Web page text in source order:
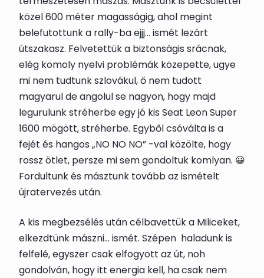
közel 600 méter magasságig, ahol megint
belefutottunk a rally-ba ejjj… ismét lezárt
útszakasz. Felvetettük a biztonságis srácnak,
elég komoly nyelvi problémák közepette, ugye
mi nem tudtunk szlovákul, ő nem tudott
magyarul de angolul se nagyon, hogy majd
legurulunk stréherbe egy jó kis Seat Leon Super
1600 mögött, stréherbe. Egyből csóválta is a
fejét és hangos „NO NO NO” -val közölte, hogy
rossz ötlet, persze mi sem gondoltuk komlyan. 😀
Fordultunk és másztunk tovább az ismételt
újratervezés után.
A kis megbezsélés után célbavettük a Miliceket,
elkezdtünk mászni… ismét. Szépen haladunk is
felfelé, egyszer csak elfogyott az út, noh
gondolván, hogy itt energia kell, ha csak nem